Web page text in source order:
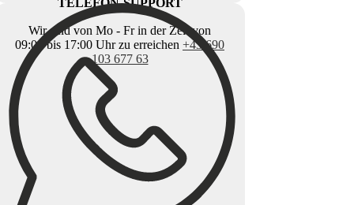
Wir sind von Mo - Fr in der Zeit von
09:00 bis 17:00 Uhr zu erreichen +43 690
103 677 63